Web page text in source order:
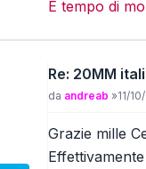
È tempo di
Re: 20MM
Messaggio
da andreab »11/
Grazie mille